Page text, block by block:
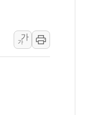
...포항시 '시끌'
거름…수도권 집중 완화 전
의' 주재… "전폭적 공급 확
가
가